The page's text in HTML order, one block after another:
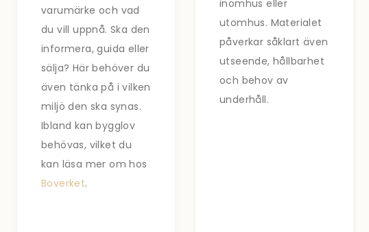
varumärke och vad
du vill uppnå. Ska den
informera, guida eller
sälja? Här behöver du
även tänka på i vilken
miljö den ska synas.
Ibland kan bygglov
behövas, vilket du
kan läsa mer om hos
Boverket.
inomhus eller
utomhus. Materialet
påverkar såklart även
utseende, hållbarhet
och behov av
underhåll.